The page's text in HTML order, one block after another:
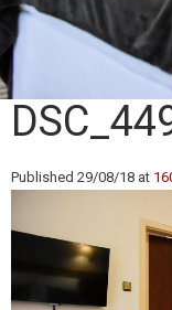
Published 29/08/18 at